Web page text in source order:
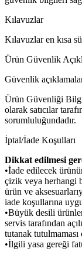
Kılavuzlar
Kılavuzlar en kısa
Ürün Güvenlik
Güvenlik
Ürün Güvenliği
olarak satıcılar
sorumluluğundadır.
İptal/İade Koşulları
Dikkat edilmesi
•İade edilecek
çizik veya herhangi
ürün ve
iade koşullarına
•Büyük desili
servis tarafından
tutanak
•İlgili yasa gereği